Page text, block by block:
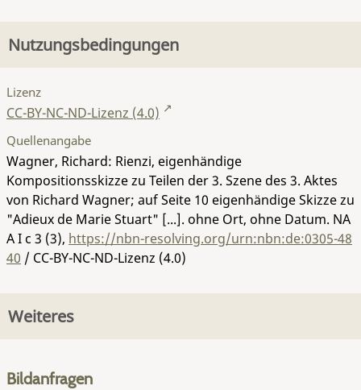
Nutzungsbedingungen
Lizenz
CC-BY-NC-ND-Lizenz (4.0)
Quellenangabe
Wagner, Richard: Rienzi, eigenhändige
Kompositionsskizze zu Teilen der 3. Szene des 3. Aktes
von Richard Wagner; auf Seite 10 eigenhändige Skizze zu
"Adieux de Marie Stuart" [...]. ohne Ort, ohne Datum. NA
A I c 3 (3), https://nbn-resolving.org/urn:nbn:de:0305-48
40 / CC-BY-NC-ND-Lizenz (4.0)
Weiteres
Bildanfragen